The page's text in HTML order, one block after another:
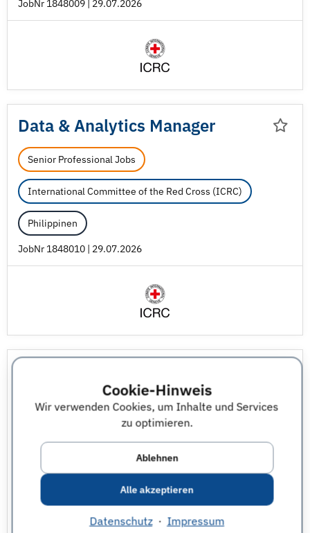
Cookie-Hinweis
Wir verwenden Cookies, um Inhalte und Services
zu optimieren.
Ablehnen
Alle akzeptieren
Datenschutz· Impressum
JobNr 1848009 | 29.07.2026
Data & Analytics Manager
Senior Professional Jobs
International Committee of the Red Cross (ICRC)
Philippinen
JobNr 1848010 | 29.07.2026
Senior Professional Jobs
Philippinen
Controlling & Rechnungswesen
JobNr 1848820 | 29.07.2026